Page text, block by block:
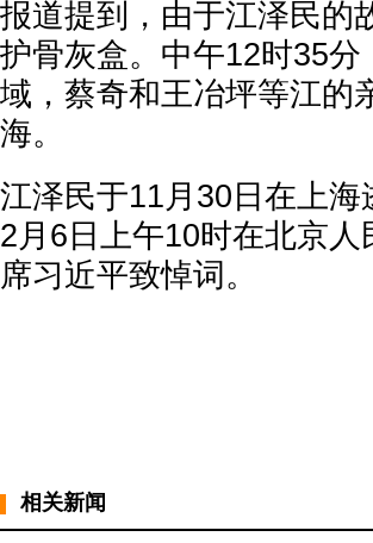
报道提到，由于江泽民的
护骨灰盒。中午12时35
域，蔡奇和王冶坪等江的
海。
江泽民于11月30日在上
2月6日上午10时在北京
席习近平致悼词。
相关新闻